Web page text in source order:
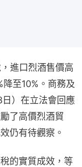
進口烈酒售價高
至10%。商務及
）在立法會回應
了高價烈酒貿
仍有待觀察。
的實質成效，等